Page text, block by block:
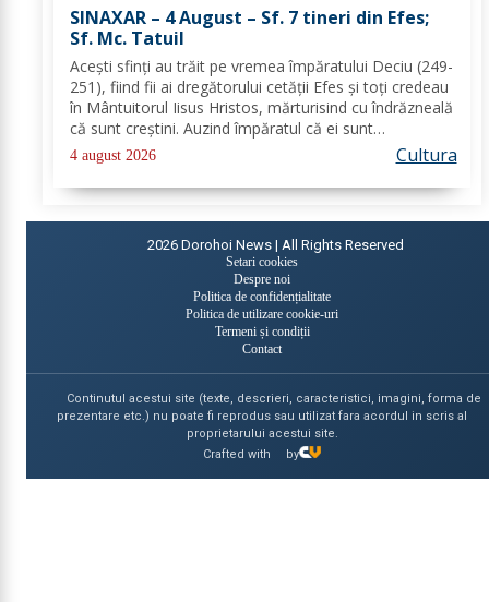
SINAXAR – 4 August – Sf. 7 tineri din Efes;
Sf. Mc. Tatuil
Aceşti sfinţi au trăit pe vremea împăratului Deciu (249-
251), fiind fii ai dregătorului cetăţii Efes şi toţi credeau
în Mântuitorul Iisus Hristos, mărturisind cu îndrăzneală
că sunt creştini. Auzind împăratul că ei sunt
mărturisitori ai lui Hristos, i-a chemat la judecată. În
faţa lui Deciu, cei...
4 august 2026 Cultura
2026 Dorohoi News | All Rights Reserved
Setari cookies
Despre noi
Politica de confidențialitate
Politica de utilizare cookie-uri
Termeni și condiții
Contact
Continutul acestui site (texte, descrieri, caracteristici, imagini, forma de
prezentare etc.) nu poate fi reprodus sau utilizat fara acordul in scris al
proprietarului acestui site.
Crafted with
by